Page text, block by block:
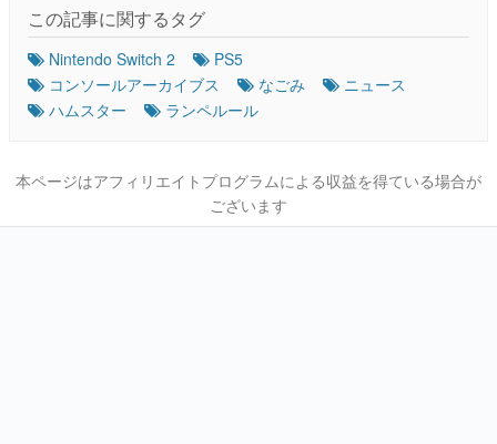
この記事に関するタグ
Nintendo Switch 2
PS5
コンソールアーカイブス
なごみ
ニュース
ハムスター
ランペルール
本ページはアフィリエイトプログラムによる収益を得ている場合が
ございます